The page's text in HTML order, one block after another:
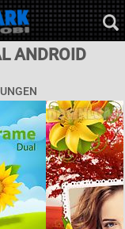
ANDROID